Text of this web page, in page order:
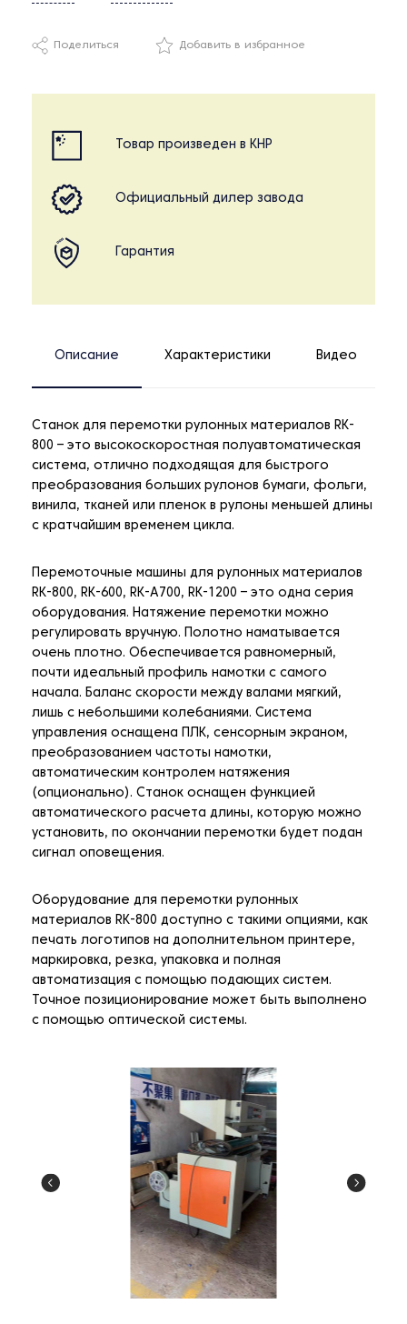
Поделиться Добавить в избранное
Товар произведен в КНР
Официальный дилер завода
Гарантия
Описание Характеристики Видео
Станок для перемотки рулонных материалов RK-
800 – это высокоскоростная полуавтоматическая
система, отлично подходящая для быстрого
преобразования больших рулонов бумаги, фольги,
винила, тканей или пленок в рулоны меньшей длины
с кратчайшим временем цикла.
Перемоточные машины для рулонных материалов
RK-800, RK-600, RK-A700, RK-1200 – это одна серия
оборудования. Натяжение перемотки можно
регулировать вручную. Полотно наматывается
очень плотно. Обеспечивается равномерный,
почти идеальный профиль намотки с самого
начала. Баланс скорости между валами мягкий,
лишь с небольшими колебаниями. Система
управления оснащена ПЛК, сенсорным экраном,
преобразованием частоты намотки,
автоматическим контролем натяжения
(опционально). Станок оснащен функцией
автоматического расчета длины, которую можно
установить, по окончании перемотки будет подан
сигнал оповещения.
Оборудование для перемотки рулонных
материалов RK-800 доступно с такими опциями, как
печать логотипов на дополнительном принтере,
маркировка, резка, упаковка и полная
автоматизация с помощью подающих систем.
Точное позиционирование может быть выполнено
с помощью оптической системы.